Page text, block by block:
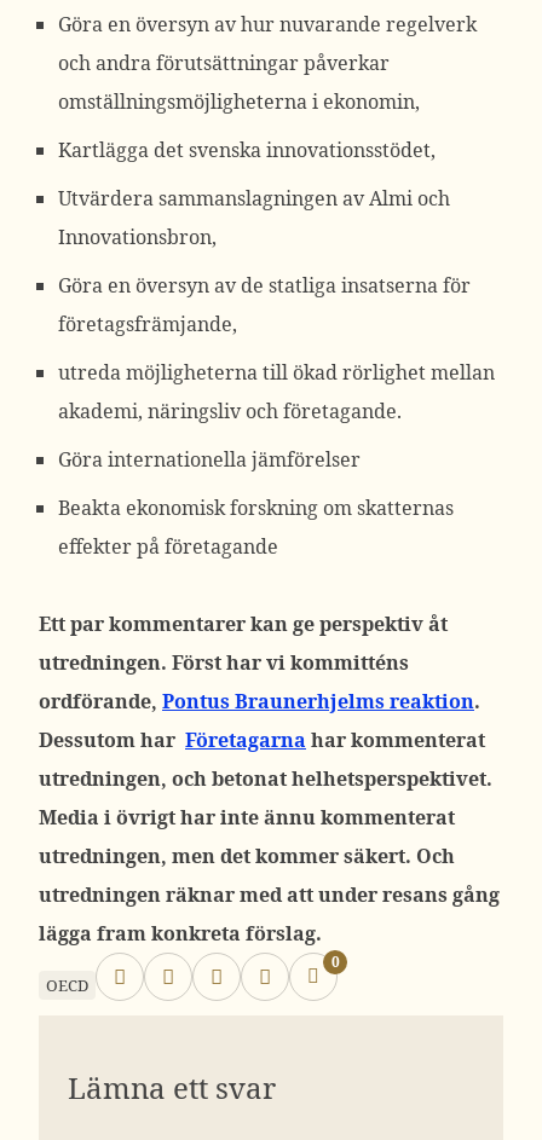
Göra en översyn av hur nuvarande regelverk
och andra förutsättningar påverkar
omställningsmöjligheterna i ekonomin,
Kartlägga det svenska innovationsstödet,
Utvärdera sammanslagningen av Almi och
Innovationsbron,
Göra en översyn av de statliga insatserna för
företagsfrämjande,
utreda möjligheterna till ökad rörlighet mellan
akademi, näringsliv och företagande.
Göra internationella jämförelser
Beakta ekonomisk forskning om skatternas
effekter på företagande
Ett par kommentarer kan ge perspektiv åt
utredningen. Först har vi kommitténs
ordförande, Pontus Braunerhjelms reaktion.
Dessutom har Företagarna har kommenterat
utredningen, och betonat helhetsperspektivet.
Media i övrigt har inte ännu kommenterat
utredningen, men det kommer säkert. Och
utredningen räknar med att under resans gång
lägga fram konkreta förslag.
OECD
0
Lämna ett svar